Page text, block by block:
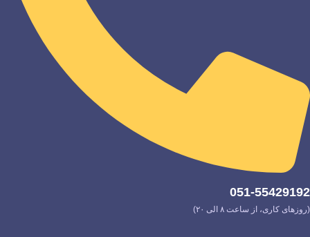
051-55429192
(روزهای کاری، از ساعت ۸ الی ۲۰)